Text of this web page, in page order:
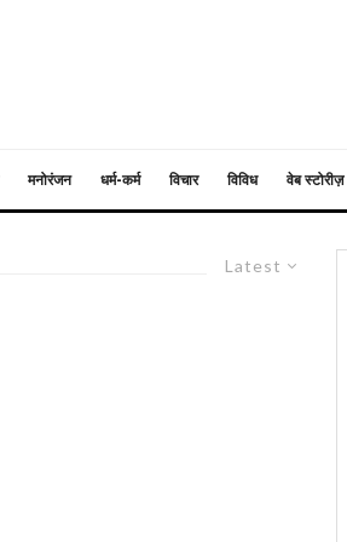
मनोरंजन धर्म-कर्म विचार विविध वेब स्टोरीज़
Latest